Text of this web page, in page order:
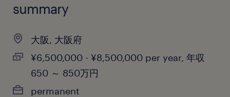
summary
大阪, 大阪府
¥6,500,000 - ¥8,500,000 per year, 年収
650 ～ 850万円
permanent